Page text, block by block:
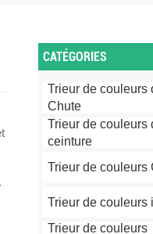
CATÉGORIES
Trieur de couleurs
Chute
Trieur de couleurs
ceinture
Trieur de couleurs
Trieur de couleurs
Trieur de couleurs